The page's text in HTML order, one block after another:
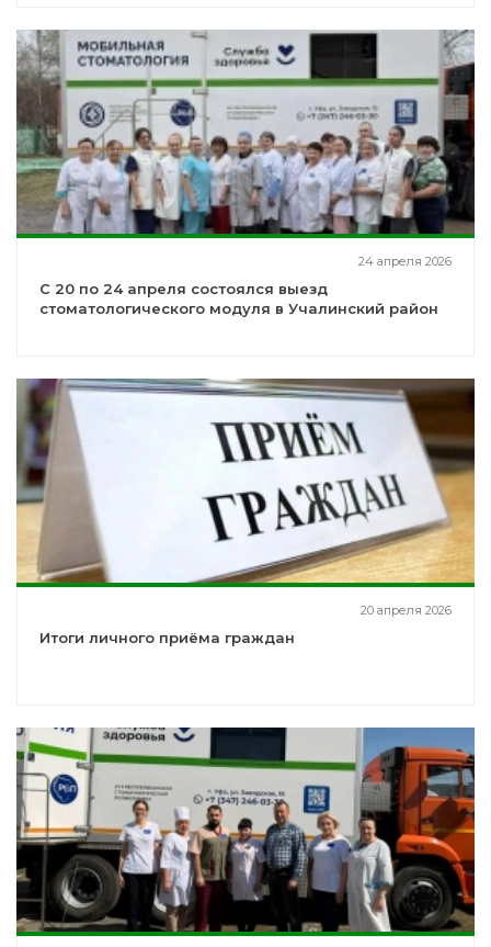
24 апреля 2026
С 20 по 24 апреля состоялся выезд
стоматологического модуля в Учалинский район
20 апреля 2026
Итоги личного приёма граждан